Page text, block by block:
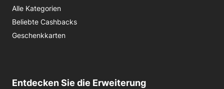
Alle Kategorien
Beliebte Cashbacks
Geschenkkarten
Entdecken Sie die Erweiterung